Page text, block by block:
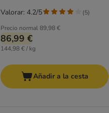
Precio normal89,98 €
86,99 €
144,98 € / kg
Valorar: 4.2/5 (5)
Añadir a la cesta